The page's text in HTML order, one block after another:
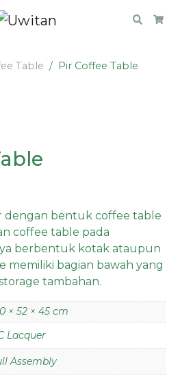
Search
Table Pir Coffee Table
dengan bentuk coffee table
coffee table pada
berbentuk kotak ataupun
memiliki bagian bawah yang
tambahan.
× 52 × 45 cm
Lacquer
Assembly